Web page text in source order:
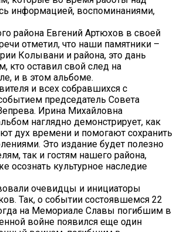
информацией, воспоминаниями,
района Евгений Артюхов в своей
отметил, что наши памятники –
Колывани и района, это дань
кто оставил свой след на
и в этом альбоме.
и всех собравшихся с
председатель Совета
Ирина Михайловна
наглядно демонстрирует, как
дух времени и помогают сохранить
Это издание будет полезно
так и гостям нашего района,
осознать культурное наследие
очевидцы и инициаторы
Так, о событии состоявшемся 22
на Мемориале Славы погибшим в
войне появился еще один